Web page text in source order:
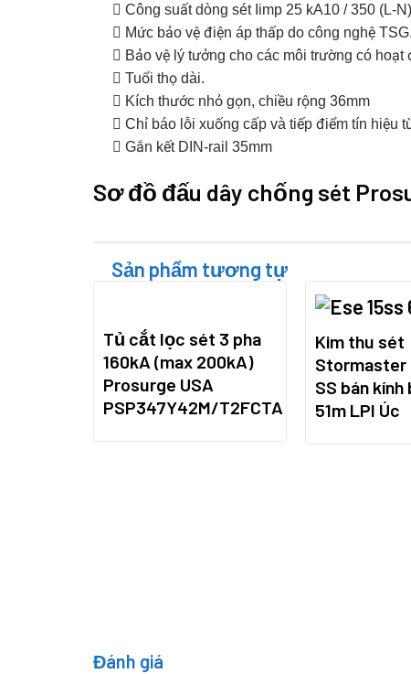
 Công suất dòng sét Iimp 25 kA10 / 350 (L-
 Mức bảo vệ điện áp thấp do công nghệ TSG.
 Bảo vệ lý tưởng cho các môi trường có
 Tuổi thọ dài.
 Kích thước nhỏ gọn, chiều rộng 36mm
 Chỉ báo lỗi xuống cấp và tiếp điểm tín hiệu
 Gắn kết DIN-rail 35mm
Sơ đồ đấu dây chống sét
Sản phẩm tương tự
Tủ cắt lọc sét 3 pha
160kA (max 200kA)
Prosurge USA
PSP347Y42M/T2FCTA
Kim thu sét
Stormaster
SS bán kính
51m LPI Úc
Đánh giá